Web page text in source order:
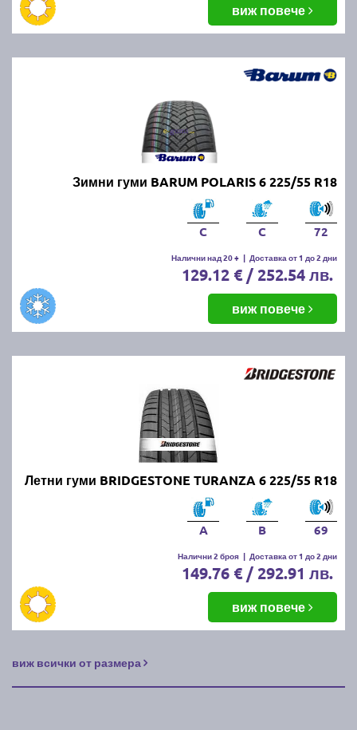
виж повече
Зимни гуми BARUM POLARIS 6 225/55 R18
C C 72
Налични над 20 + | Доставка от 1 до 2 дни
129.12 € / 252.54 лв.
виж повече
Летни гуми BRIDGESTONE TURANZA 6 225/55 R18
A B 69
Налични 2 броя | Доставка от 1 до 2 дни
149.76 € / 292.91 лв.
виж повече
виж всички от размера